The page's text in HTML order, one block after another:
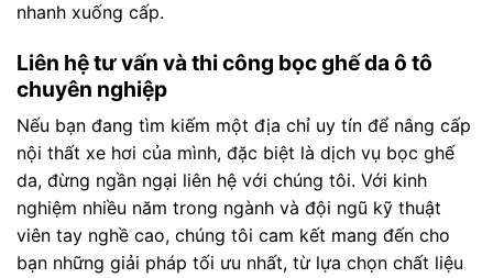
nhanh xuống cấp.
Liên hệ tư vấn và thi công bọc ghế da ô tô
chuyên nghiệp
Nếu bạn đang tìm kiếm một địa chỉ uy tín để nâng cấp
nội thất xe hơi của mình, đặc biệt là dịch vụ bọc ghế
da, đừng ngần ngại liên hệ với chúng tôi. Với kinh
nghiệm nhiều năm trong ngành và đội ngũ kỹ thuật
viên tay nghề cao, chúng tôi cam kết mang đến cho
bạn những giải pháp tối ưu nhất, từ lựa chọn chất liệu